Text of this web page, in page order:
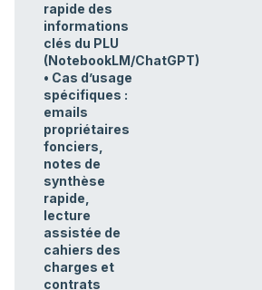
rapide des
informations
clés du PLU
(NotebookLM/ChatGPT)
• Cas d’usage
spécifiques :
emails
propriétaires
fonciers,
notes de
synthèse
rapide,
lecture
assistée de
cahiers des
charges et
contrats